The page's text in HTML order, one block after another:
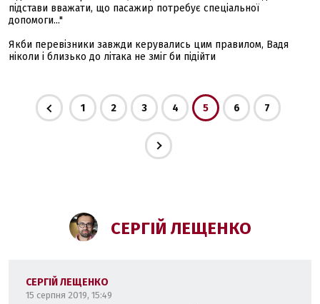
підстави вважати, що пасажир потребує спеціальної
допомоги..."
Якби перевізники завжди керувались цим правилом, Вадя
ніколи і близько до літака не зміг би підійти
1 2 3 4 5 6 7
СЕРГІЙ ЛЕЩЕНКО
СЕРГІЙ ЛЕЩЕНКО
15 серпня 2019, 15:49